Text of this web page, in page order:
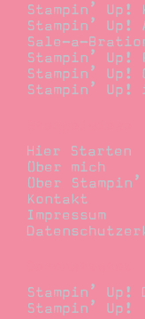
Stampin’ Up!
Stampin’ Up!
Sale-a-
Stampin’
Stampin’ Up!
Stampin’ Up!
Hier Starten
Über mich
Über
Kontakt
Impressum
Stampin’ Up!
Stampin’ Up!